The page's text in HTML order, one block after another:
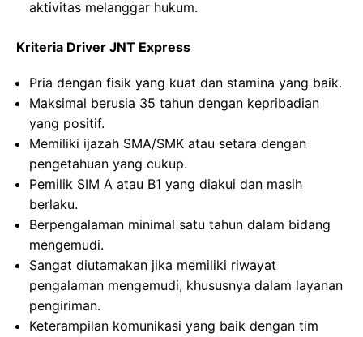
aktivitas melanggar hukum.
Kriteria Driver JNT Express
Pria dengan fisik yang kuat dan stamina yang baik.
Maksimal berusia 35 tahun dengan kepribadian
yang positif.
Memiliki ijazah SMA/SMK atau setara dengan
pengetahuan yang cukup.
Pemilik SIM A atau B1 yang diakui dan masih
berlaku.
Berpengalaman minimal satu tahun dalam bidang
mengemudi.
Sangat diutamakan jika memiliki riwayat
pengalaman mengemudi, khususnya dalam layanan
pengiriman.
Keterampilan komunikasi yang baik dengan tim